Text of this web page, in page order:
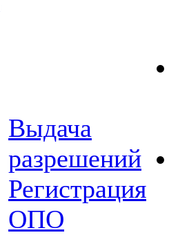
Выдача
разрешений
Регистрация
ОПО